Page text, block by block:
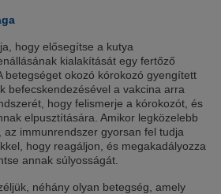
hogy elősegítse a kutya
kialakítását egy fertőző
betegséget okozó kórokozó gyengített
befecskendezésével a vakcina arra
hogy felismerje a kórokozót, és
elpusztítására. Amikor legközelebb
az immunrendszer gyorsan fel tudja
hogy reagáljon, és megakadályozza
annak súlyosságát.
néhány olyan betegség, amely